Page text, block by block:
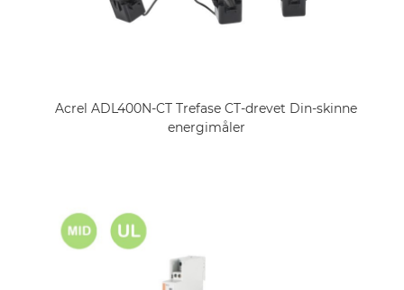
Acrel ADL400N-CT Trefase CT-drevet Din-skinne
energimåler